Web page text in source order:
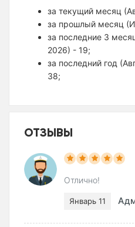
за текущий месяц
за прошлый месяц
за последние 3
2026) - 19;
за последний год
38;
ОТЗЫВЫ
Отлично!
Январь 11